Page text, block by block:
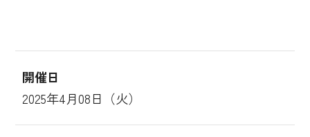
開催日
2025年4月08日（火）